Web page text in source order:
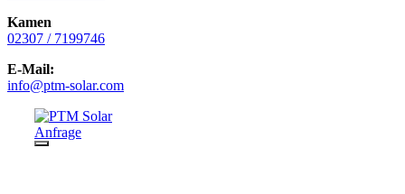
Kamen
02307 / 7199746
E-Mail:
info@ptm-solar.com
Inhalt
springen
Anfrage
Menü